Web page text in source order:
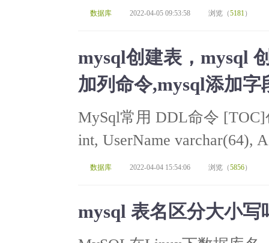
数据库 2022-04-05 09:53:58 浏览（5181）
mysql创建表，mysql
加列命令,mysql添加
MySql常用 DDL命令 [TOC]
int, UserName varchar(64),
数据库 2022-04-04 15:54:06 浏览（5856）
mysql 表名区分大小写